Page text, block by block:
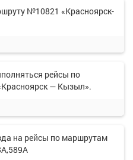
№10821 «Красноярск-
рейсы по
— Кызыл».
на рейсы по маршрутам